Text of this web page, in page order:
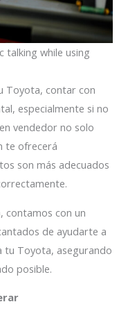
talking while using
Toyota, contar con
especialmente si no
vendedor no solo
te ofrecerá
son más adecuados
contamos con un
de ayudarte a
tu Toyota, asegurando
posible.